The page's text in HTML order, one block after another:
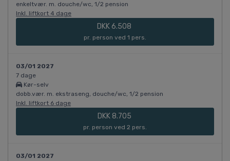
enkeltvær. m. douche/wc, 1/2 pension
Inkl. liftkort 4 dage
DKK 6.508
pr. person ved 1 pers.
03/01 2027
7 dage
Kør-selv
dobb.vær. m. ekstraseng, douche/wc, 1/2 pension
Inkl. liftkort 6 dage
DKK 8.705
pr. person ved 2 pers.
03/01 2027